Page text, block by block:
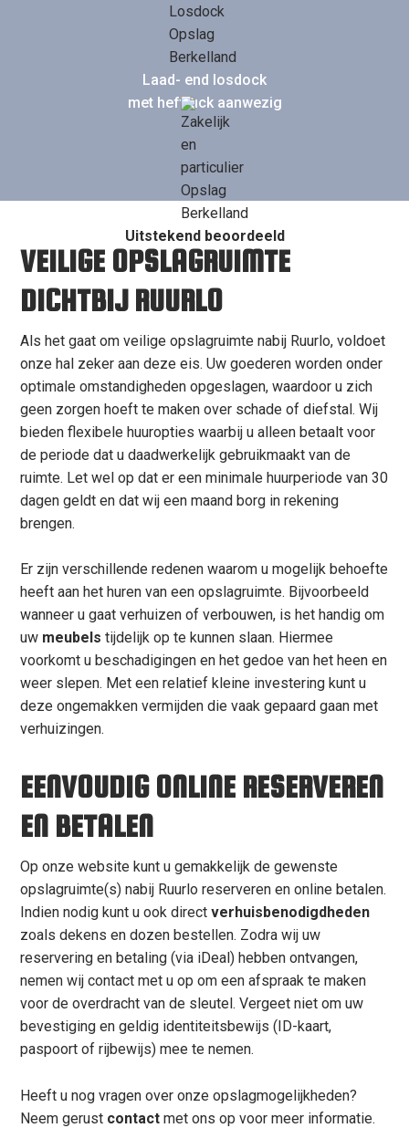
Laad- end losdock
met heftruck aanwezig
Uitstekend beoordeeld
VEILIGE OPSLAGRUIMTE
DICHTBIJ RUURLO
Als het gaat om veilige opslagruimte nabij Ruurlo, voldoet
onze hal zeker aan deze eis. Uw goederen worden onder
optimale omstandigheden opgeslagen, waardoor u zich
geen zorgen hoeft te maken over schade of diefstal. Wij
bieden flexibele huuropties waarbij u alleen betaalt voor
de periode dat u daadwerkelijk gebruikmaakt van de
ruimte. Let wel op dat er een minimale huurperiode van 30
dagen geldt en dat wij een maand borg in rekening
brengen.
Er zijn verschillende redenen waarom u mogelijk behoefte
heeft aan het huren van een opslagruimte. Bijvoorbeeld
wanneer u gaat verhuizen of verbouwen, is het handig om
uw meubels tijdelijk op te kunnen slaan. Hiermee
voorkomt u beschadigingen en het gedoe van het heen en
weer slepen. Met een relatief kleine investering kunt u
deze ongemakken vermijden die vaak gepaard gaan met
verhuizingen.
EENVOUDIG ONLINE RESERVEREN
EN BETALEN
Op onze website kunt u gemakkelijk de gewenste
opslagruimte(s) nabij Ruurlo reserveren en online betalen.
Indien nodig kunt u ook directverhuisbenodigdheden
zoals dekens en dozen bestellen. Zodra wij uw
reservering en betaling (via iDeal) hebben ontvangen,
nemen wij contact met u op om een afspraak te maken
voor de overdracht van de sleutel. Vergeet niet om uw
bevestiging en geldig identiteitsbewijs (ID-kaart,
paspoort of rijbewijs) mee te nemen.
Heeft u nog vragen over onze opslagmogelijkheden?
Neem gerust contact met ons op voor meer informatie.